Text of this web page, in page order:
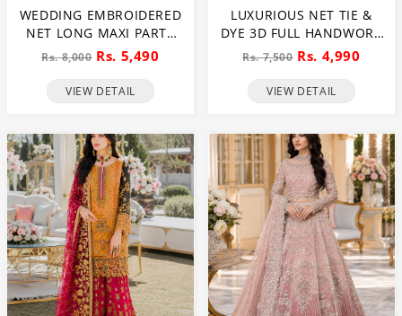
WEDDING EMBROIDERED
NET LONG MAXI PARTY
WEAR (UNSTITCHED) (CHI-
Rs. 8,000 Rs. 5,490
VIEW DETAIL
LUXURIOUS NET TIE &
DYE 3D FULL HANDWORK
HEAVY PEARLS USE &
HEAVY EMBROIDERED
NET WEDDING MAXI
Rs. 7,500 Rs. 4,990
VIEW DETAIL